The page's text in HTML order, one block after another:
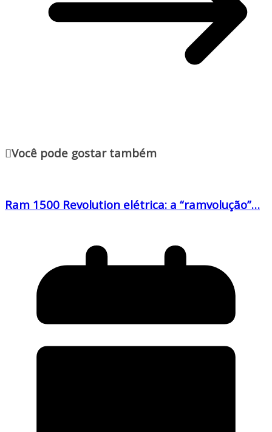
Você pode gostar também
Ram 1500 Revolution elétrica: a “ramvolução”…